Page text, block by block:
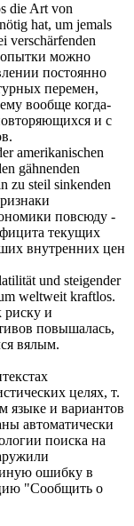
die Art von
hat, um jemals
verschärfenden
можно
постоянно
перемен,
вообще когда-
и с
amerikanischen
gähnenden
zu steil sinkenden
повсюду -
текущих
внутренних цен
und steigender
weltweit kraftlos.
риску и
повышалась,
вялым.
целях, т.
языке и вариантов
автоматически
поиска на
ошибку в
"Сообщить о